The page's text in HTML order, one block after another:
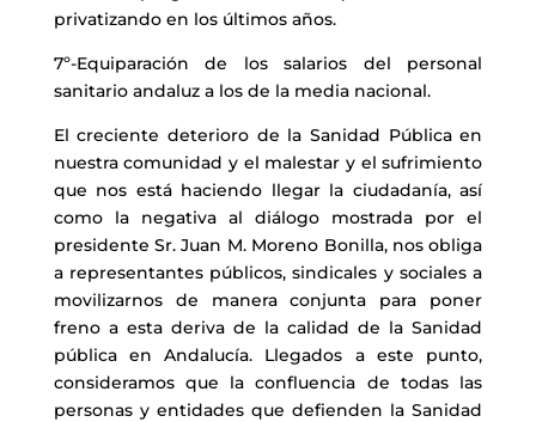
privatizando en los últimos años.
7º-Equiparación de los salarios del personal
sanitario andaluz a los de la media nacional.
El creciente deterioro de la Sanidad Pública en
nuestra comunidad y el malestar y el sufrimiento
que nos está haciendo llegar la ciudadanía, así
como la negativa al diálogo mostrada por el
presidente Sr. Juan M. Moreno Bonilla, nos obliga
a representantes públicos, sindicales y sociales a
movilizarnos de manera conjunta para poner
freno a esta deriva de la calidad de la Sanidad
pública en Andalucía. Llegados a este punto,
consideramos que la confluencia de todas las
personas y entidades que defienden la Sanidad